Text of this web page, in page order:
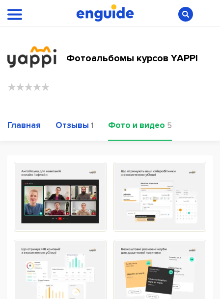
Фотоальбомы курсов YAPPI
Главная Отзывы 1 Фото и видео 5